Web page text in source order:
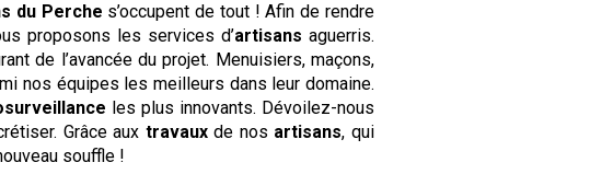
du Perche s’occupent de tout ! Afin de rendre
proposons les services d’artisans aguerris.
de l’avancée du projet. Menuisiers, maçons,
nos équipes les meilleurs dans leur domaine.
les plus innovants. Dévoilez-nous
Grâce aux travauxde nos artisans, qui
souffle !